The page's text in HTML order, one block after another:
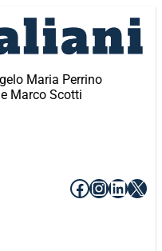
Maria Perrino
Marco Scotti
Facebook
X